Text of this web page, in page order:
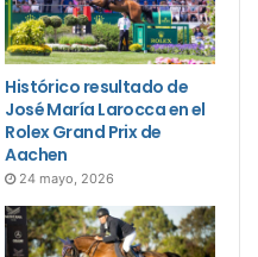
Histórico resultado de
José María Larocca en el
Rolex Grand Prix de
Aachen
24 mayo, 2026